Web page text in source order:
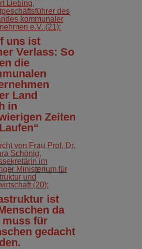
Liebing,
des
kommunaler
e.V. (21):
uns ist
Verlass: So
die
Land
in
Zeiten
von Frau Prof. Dr.
Schönig,
im
Ministerium für
und
(20):
ist
da
muss für
gedacht